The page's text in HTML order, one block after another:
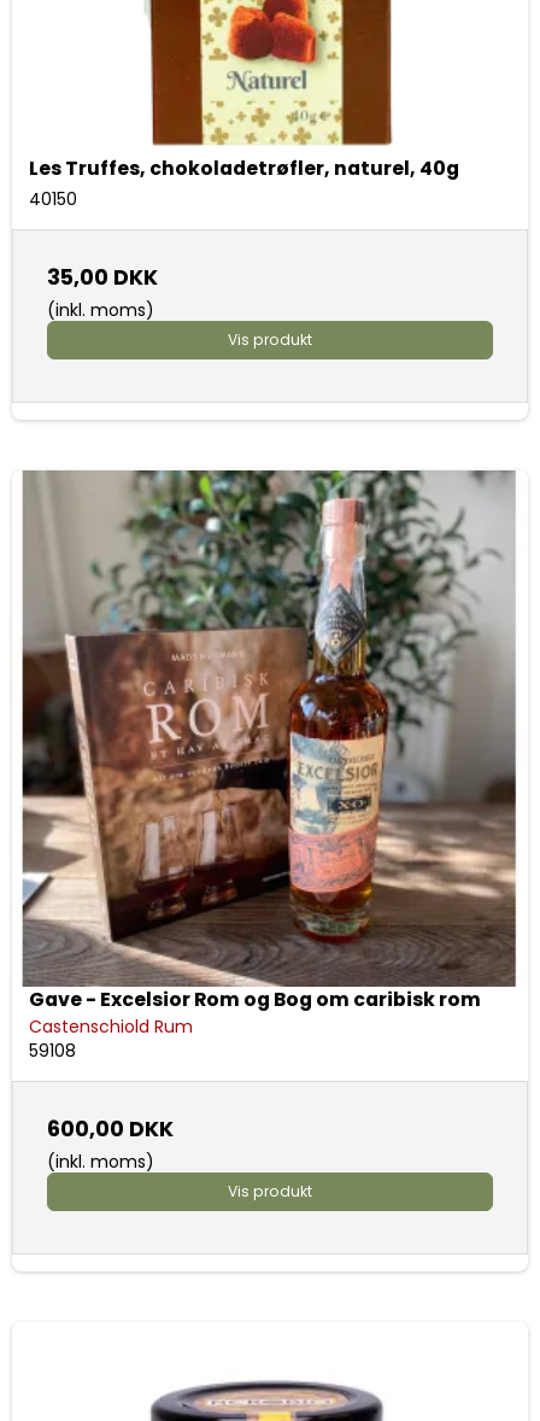
Les Truffes, chokoladetrøfler, naturel, 40g
40150
35,00 DKK
(inkl. moms)
Vis produkt
Gave - Excelsior Rom og Bog om caribisk rom
Castenschiold Rum
59108
600,00 DKK
(inkl. moms)
Vis produkt